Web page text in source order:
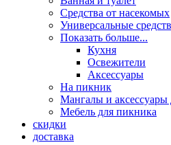
Средства от насекомых
Универсальные
Показать больше...
Кухня
Освежители
Аксессуары
На пикник
Мангалы и
Мебель для пикника
скидки
доставка